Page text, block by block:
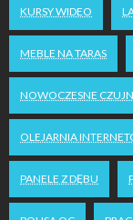
KURSY WIDEO
MEBLE NA TARAS
NOWOCZESNE
OLEJARNIA
PANELE Z DĘBU